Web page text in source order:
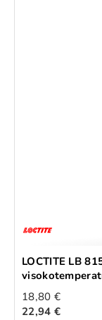
LOCTITE LB
18,80 €
22,94 €